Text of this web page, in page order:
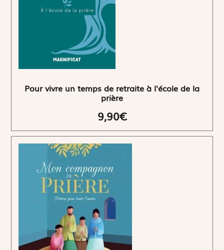
Pour vivre un temps de retraite à l'école de la
prière
9,90€